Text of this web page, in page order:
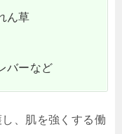
ん草
バーなど
、肌を強くする働